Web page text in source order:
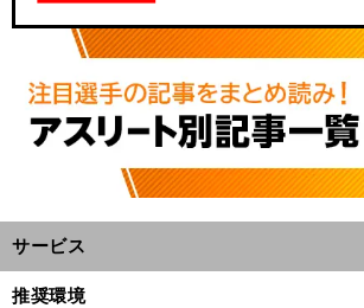
サービス
推奨環境